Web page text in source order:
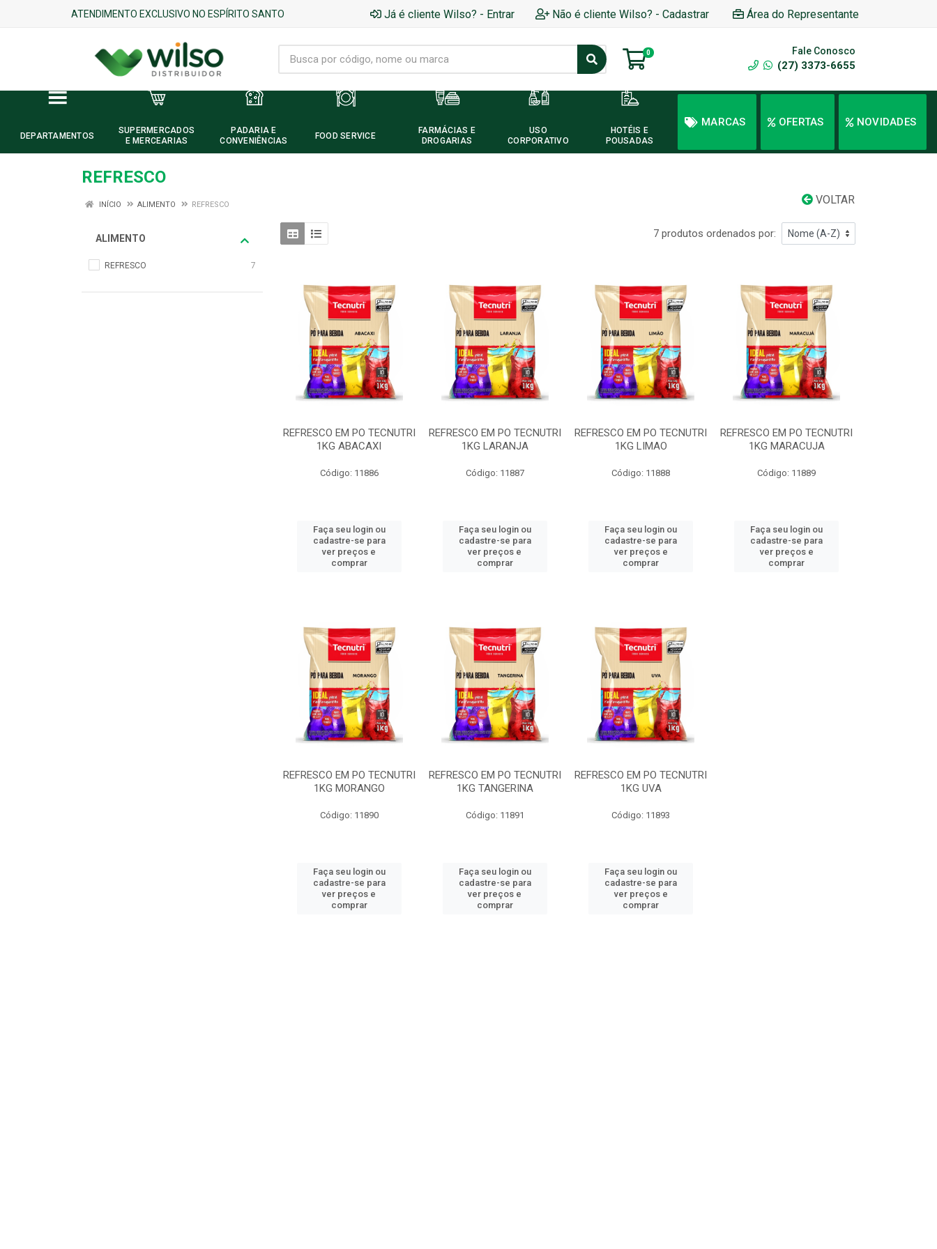
ATENDIMENTO EXCLUSIVO NO ESPÍRITO SANTO Já é cliente Wilso? - Entrar Não é cliente Wilso? - Cadastrar Área do Representante
0 Fale Conosco
(27) 3373-6655
DEPARTAMENTOS
SUPERMERCADOS
E MERCEARIAS
PADARIA E
CONVENIÊNCIAS
FOOD SERVICE
FARMÁCIAS E
DROGARIAS
USO
CORPORATIVO
HOTÉIS E
POUSADAS
MARCAS OFERTAS NOVIDADES
REFRESCO
VOLTAR
INÍCIO ALIMENTO REFRESCO
ALIMENTO
REFRESCO 7
7 produtos ordenados por:
REFRESCO EM PO TECNUTRI
1KG ABACAXI
Código: 11886
Faça seu login ou
cadastre-se para
ver preços e
comprar
REFRESCO EM PO TECNUTRI
1KG LARANJA
Código: 11887
Faça seu login ou
cadastre-se para
ver preços e
comprar
REFRESCO EM PO TECNUTRI
1KG LIMAO
Código: 11888
Faça seu login ou
cadastre-se para
ver preços e
comprar
REFRESCO EM PO TECNUTRI
1KG MARACUJA
Código: 11889
Faça seu login ou
cadastre-se para
ver preços e
comprar
REFRESCO EM PO TECNUTRI
1KG MORANGO
Código: 11890
Faça seu login ou
cadastre-se para
ver preços e
comprar
REFRESCO EM PO TECNUTRI
1KG TANGERINA
Código: 11891
Faça seu login ou
cadastre-se para
ver preços e
comprar
REFRESCO EM PO TECNUTRI
1KG UVA
Código: 11893
Faça seu login ou
cadastre-se para
ver preços e
comprar